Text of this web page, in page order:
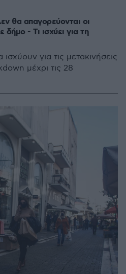
θα απαγορεύονται οι
δήμο - Τι ισχύει για τη
για τις μετακινήσεις
μέχρι τις 28